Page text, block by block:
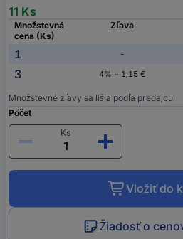
11 Ks
Množstevná
cena (Ks)
Zľava
1 -
3
4% = 1,15 €
Množstevné zľavy sa líšia podľa predajcu
Počet
Ks
Vložiť do
Žiadosť o